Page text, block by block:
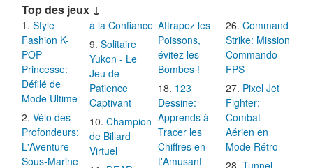
Top des jeux ↓
Style
Fashion K-
POP
Princesse:
Défilé de
Mode Ultime
Vélo des
Profondeurs:
L'Aventure
Sous-Marine
à la Confiance
Solitaire
Yukon - Le
Jeu de
Patience
Captivant
Champion
de Billard
Virtuel
Attrapez les
Poissons,
évitez les
Bombes !
123
Dessine:
Apprends à
Tracer les
Chiffres en
t'Amusant
Command
Strike: Mission
Commando
FPS
Pixel Jet
Fighter:
Combat
Aérien en
Mode Rétro
Tunnel